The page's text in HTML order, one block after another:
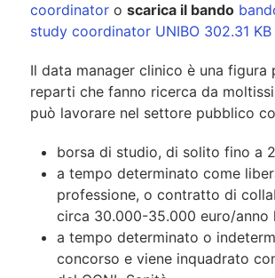
coordinator o scarica il bando
study coordinator UNIBO 302.31 KB
Il data manager clinico è una figura
reparti che fanno ricerca da
può lavorare nel settore pubblico
borsa di studio, di solito fino a
a tempo determinato come
professione, o contratto di
circa 30.000-35.000 euro/anno
a tempo determinato o
concorso e viene inquadrato